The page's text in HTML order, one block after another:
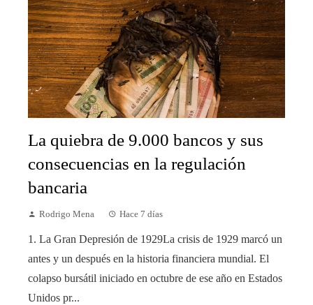
La quiebra de 9.000 bancos y sus
consecuencias en la regulación
bancaria
Rodrigo Mena Hace 7 días
1. La Gran Depresión de 1929La crisis de 1929 marcó un
antes y un después en la historia financiera mundial. El
colapso bursátil iniciado en octubre de ese año en Estados
Unidos pr...